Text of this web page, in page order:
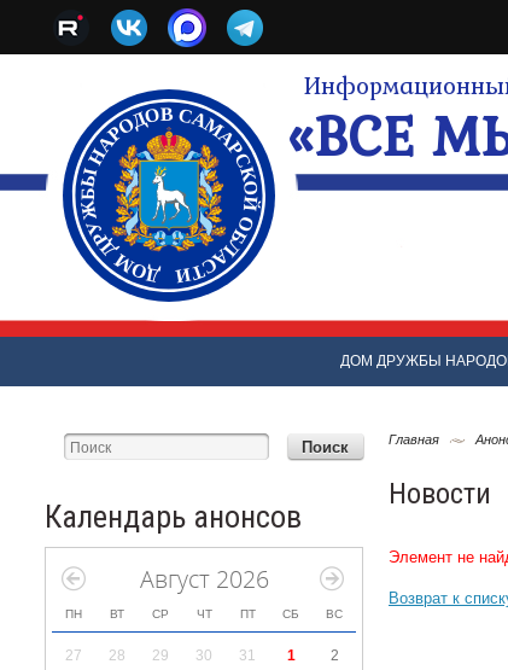
«ВСЕ
ДОМ ДРУЖБЫ
Календарь анонсов
Август 2026
ПН ВТ СР ЧТ ПТ СБ ВС
27 28 29 30 31 1 2
Главная
Новости
Элемент не
Возврат к